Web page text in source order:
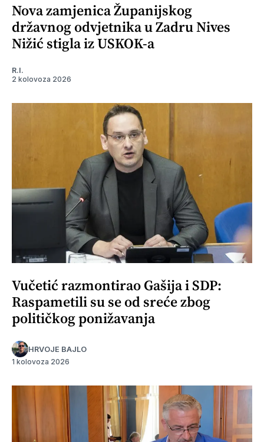
Nova zamjenica Županijskog
državnog odvjetnika u Zadru Nives
Nižić stigla iz USKOK-a
R.I.
2 kolovoza 2026
Vučetić razmontirao Gašija i SDP:
Raspametili su se od sreće zbog
političkog ponižavanja
HRVOJE BAJLO
1 kolovoza 2026